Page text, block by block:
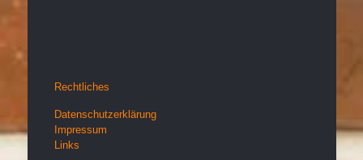
Rechtliches
Datenschutzerklärung
Impressum
Links